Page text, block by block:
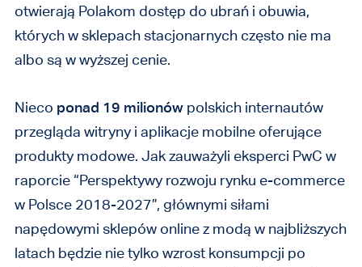
otwierają Polakom dostęp do ubrań i obuwia,
których w sklepach stacjonarnych często nie ma
albo są w wyższej cenie.
Nieco ponad 19 milionówpolskich internautów
przegląda witryny i aplikacje mobilne oferujące
produkty modowe. Jak zauważyli eksperci PwC w
raporcie “Perspektywy rozwoju rynku e-commerce
w Polsce 2018-2027”, głównymi siłami
napędowymi sklepów online z modą w najbliższych
latach będzie nie tylko wzrost konsumpcji po